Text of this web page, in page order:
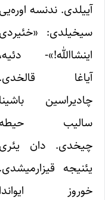
آییلدی. ندنسه اوره‌یی
سیخیلدی: «خئیر‌دی
اینشاالله!»- دئیه،
آیاغا قالخدی.
چادیراسین باشینا
سالیب حیطه
چیخدی. دان یئری
یئنیجه قیزارمیشدی.
خوروز ایواندا